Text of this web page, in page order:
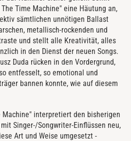
Time Machine" eine Häutung an,
sämtlichen unnötigen Ballast
metallisch-rockenden und
und stellt alle Kreativität, alles
in den Dienst der neuen Songs.
Duda rücken in den Vordergrund,
entfesselt, so emotional und
bannen konnte, wie auf diesem
Machine" interpretiert den bisherigen
Singer-/Songwriter-Einflüssen neu,
Art und Weise umgesetzt -